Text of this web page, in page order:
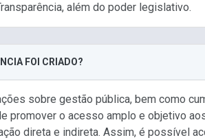
além do poder legislativo.
FOI CRIADO?
sobre gestão pública, bem como
promover o acesso amplo e objetivo
direta e indireta. Assim, é possível